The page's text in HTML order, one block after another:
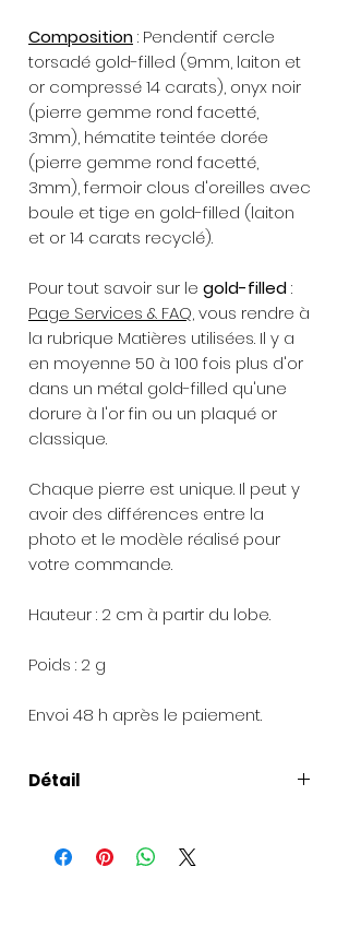
Composition: Pendentif cercle
torsadé gold-filled (9mm, laiton et
or compressé 14 carats), onyx noir
(pierre gemme rond facetté,
3mm), hématite teintée dorée
(pierre gemme rond facetté,
3mm), fermoir clous d'oreilles avec
boule et tige en gold-filled (laiton
et or 14 carats recyclé).
Pour tout savoir sur le gold-filled:
Page Services & FAQ, vous rendre à
la rubrique Matières utilisées. Il y a
en moyenne 50 à 100 fois plus d'or
dans un métal gold-filled qu'une
dorure à l'or fin ou un plaqué or
classique.
Chaque pierre est unique. Il peut y
avoir des différences entre la
photo et le modèle réalisé pour
votre commande.
Hauteur : 2 cm à partir du lobe.
Poids : 2 g
Envoi 48 h après le paiement.
Détail
Chaque bijou est livré dans une
pochette en organza et une petite